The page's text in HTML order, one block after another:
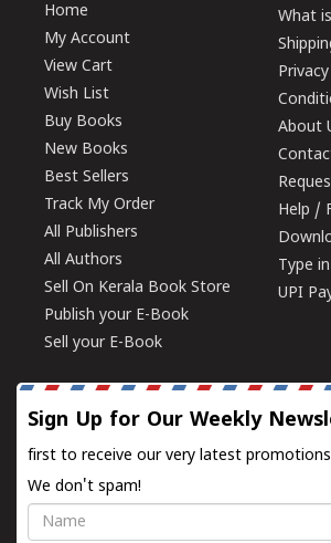
Home
My Account
View Cart
Wish List
Buy Books
New Books
Best Sellers
Track My Order
All Publishers
All Authors
Sell On Kerala Book Store
Publish your E-Book
Sell your E-Book
What
About
Help /
Type
UPI
Sign Up for Our Weekly
first to receive our very latest
We don't spam!
Name